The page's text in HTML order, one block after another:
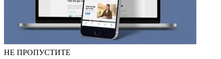
НЕ ПРОПУСТИТЕ